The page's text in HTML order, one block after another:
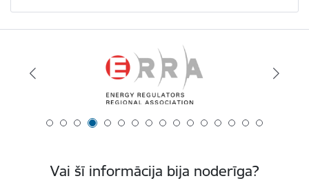
Vai šī informācija bija noderīga?